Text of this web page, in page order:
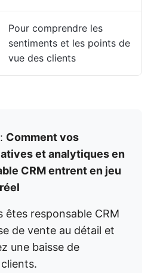
Pour comprendre les
sentiments et les points de
vue des clients
: Comment vos
et analytiques en
CRM entrent en jeu
êtes responsable CRM
de vente au détail et
une baisse de